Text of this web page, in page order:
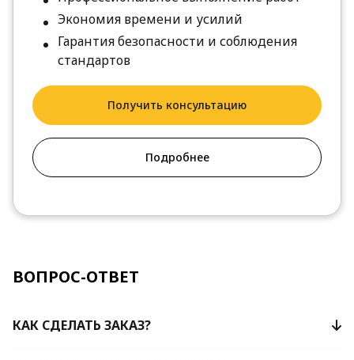
Экономия времени и усилий
Гарантия безопасности и соблюдения
стандартов
Получить консультацию
Подробнее
ВОПРОС-ОТВЕТ
КАК СДЕЛАТЬ ЗАКАЗ?